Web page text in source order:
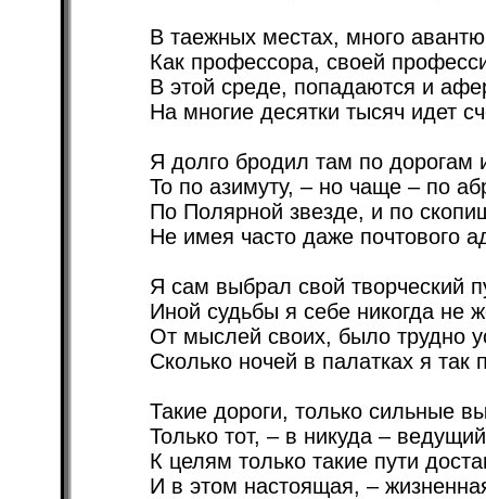
В таежных местах, много
Как профессора, своей
В этой среде, попадаются и
На многие десятки тысяч идет
Я долго бродил там по дорогам
То по азимуту, – но чаще – по
По Полярной звезде, и по
Не имея часто даже почтового
Я сам выбрал свой творческий
Иной судьбы я себе никогда не
От мыслей своих, было трудно
Сколько ночей в палатках я так
Такие дороги, только сильные
Только тот, – в никуда –
К целям только такие пути
И в этом настоящая, –